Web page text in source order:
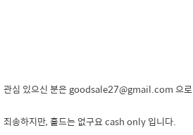
관심 있으신 분은 goodsale27@gmail.com 으로
죄송하지만, 홀드는 없구요 cash only 입니다.